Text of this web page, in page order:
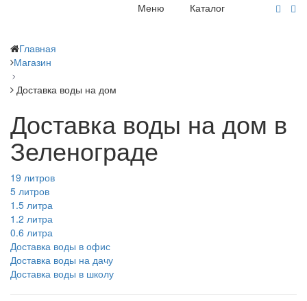
Каталог
Меню
Главная
Магазин
Доставка воды на дом
Доставка воды на дом в
Зеленограде
19 литров
5 литров
1.5 литра
1.2 литра
0.6 литра
Доставка воды в офис
Доставка воды на дачу
Доставка воды в школу